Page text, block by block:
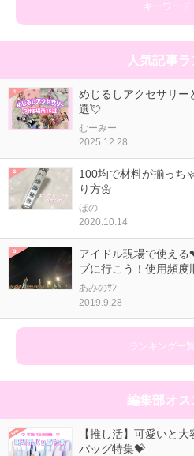
キーワード
人気記事
めじるしアクセサリー
選💘
むーみー
2025.12.28
100均で材料が揃っち
り方🌼
ほの
2020.10.14
アイドル現場で使え
ブに行こう！使用頻度
あみのｻﾝ
2019.9.28
ランキング一
編集部オ
【推し活】可愛いと
バッグ特集💝